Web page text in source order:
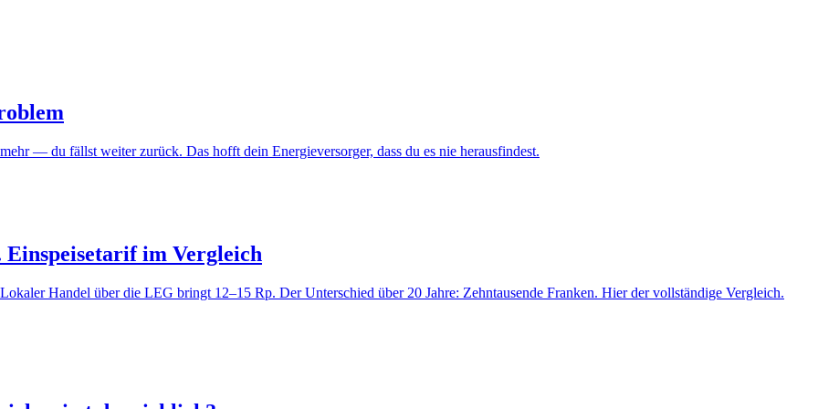
— du fällst weiter zurück. Das hofft dein Energieversorger, dass du es nie herausfindest.
Einspeisetarif im Vergleich
Handel über die LEG bringt 12–15 Rp. Der Unterschied über 20 Jahre: Zehntausende Franken. Hier der vollständige Vergleich.